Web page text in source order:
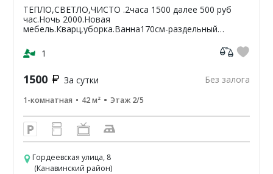
ТЕПЛО,СВЕТЛО,ЧИСТО .2часа 1500 далее 500 руб
час.Ночь 2000.Новая
мебель.Кварц,уборка.Ванна170см-раздельный
кв-42м2.ЦУМ,Шайба,Аптеки,банкомат-Сбербанк
ВТБ,Пятерочка.Чи...
1
1500 За сутки Без залога
1-комнатная 42 м² Этаж 2/5
Гордеевская улица, 8
(Канавинский район)